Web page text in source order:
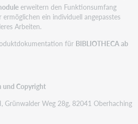
erweitern den Funktionsumfang
ein individuell angepasstes
Arbeiten.
für BIBLIOTHECA ab
und Copyright
Grünwalder Weg 28g, 82041 Oberhaching